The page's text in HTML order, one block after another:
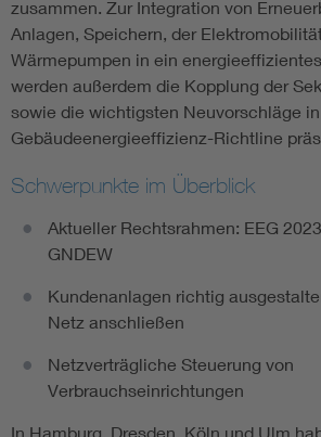
zusammen. Zur Integration von
Anlagen, Speichern, der
Wärmepumpen in ein
werden außerdem die Kopplung der
sowie die wichtigsten Neuvorschläge
Gebäudeenergieeffizienz-Richtline
Schwerpunkte im Überblick
Aktueller Rechtsrahmen: EEG
GNDEW
Kundenanlagen richtig
Netz anschließen
Netzverträgliche Steuerung von
Verbrauchseinrichtungen
In Hamburg, Dresden, Köln und Ulm